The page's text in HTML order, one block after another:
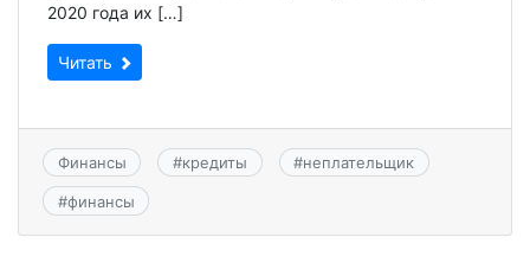
2020 года их […]
Читать
Финансы #кредиты #неплательщик
#финансы